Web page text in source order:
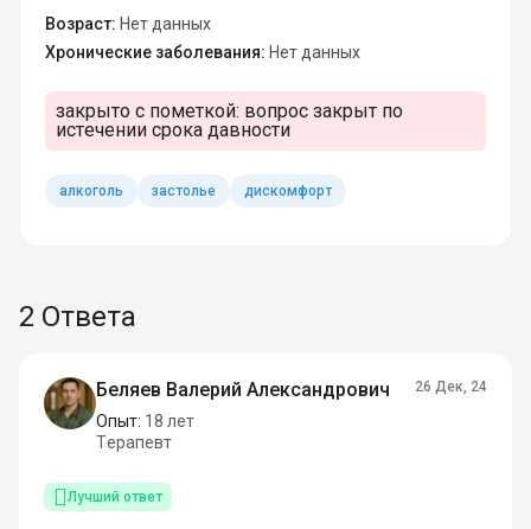
Возраст: Нет данных
Хронические заболевания: Нет данных
закрыто с пометкой: вопрос закрыт по
истечении срока давности
алкоголь застолье дискомфорт
2 Ответа
Беляев Валерий Александрович
Опыт: 18 лет
Терапевт
26 Дек, 24
Лучший ответ